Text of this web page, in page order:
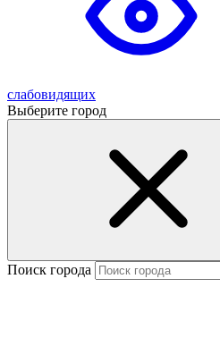
слабовидящих
Выберите город
Поиск города